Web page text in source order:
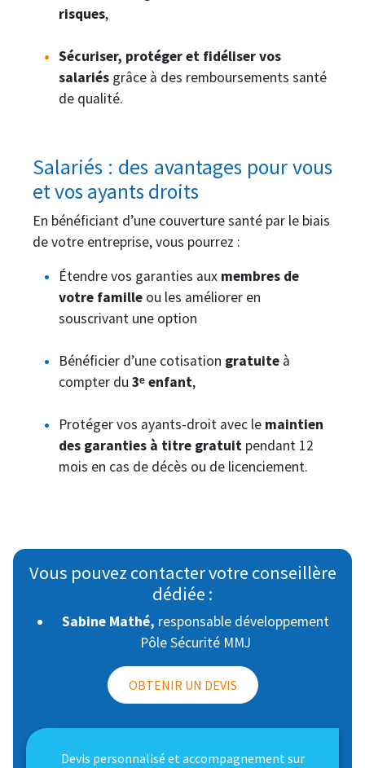
risques,
Sécuriser, protéger et fidéliser vos
salariés grâce à des remboursements santé
de qualité.
Salariés : des avantages pour vous
et vos ayants droits
En bénéficiant d’une couverture santé par le biais
de votre entreprise, vous pourrez :
Étendre vos garanties aux membres de
votre famille ou les améliorer en
souscrivant une option
Bénéficier d’une cotisation gratuite à
compter du 3ᵉ enfant,
Protéger vos ayants-droit avec le maintien
des garanties à titre gratuit pendant 12
mois en cas de décès ou de licenciement.
Devis personnalisé et accompagnement sur
Vous pouvez contacter votre conseillère
dédiée :
Sabine Mathé, responsable développement
Pôle Sécurité MMJ
OBTENIR UN DEVIS